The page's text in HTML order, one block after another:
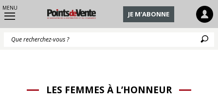
MENU
JE M'ABONNE
LES FEMMES À L’HONNEUR